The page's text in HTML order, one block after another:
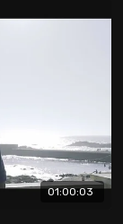
01:00:03